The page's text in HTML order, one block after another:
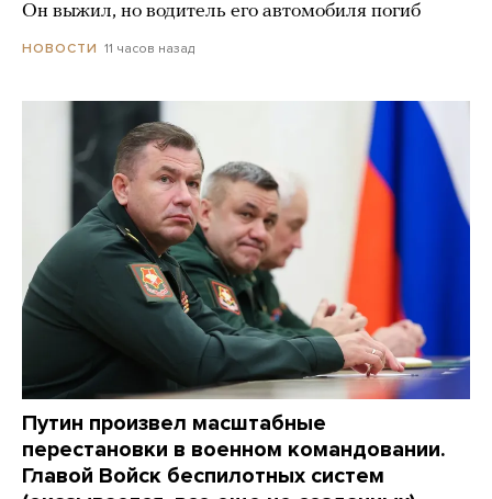
Он выжил, но водитель его автомобиля погиб
НОВОСТИ 11 часов назад
Путин произвел масштабные
перестановки в военном командовании.
Главой Войск беспилотных систем